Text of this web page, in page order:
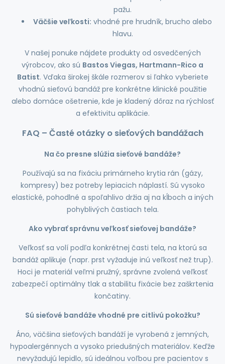
pažu.
Väčšie veľkosti: vhodné pre hrudník, brucho alebo
hlavu.
V našej ponuke nájdete produkty od osvedčených
výrobcov, ako sú Bastos Viegas, Hartmann-Rico a
Batist. Vďaka širokej škále rozmerov si ľahko vyberiete
vhodnú sieťovú bandáž pre konkrétne klinické použitie
alebo domáce ošetrenie, kde je kladený dôraz na rýchlosť
a efektivitu aplikácie.
FAQ – Časté otázky o sieťových bandážach
Na čo presne slúžia sieťové bandáže?
Používajú sa na fixáciu primárneho krytia rán (gázy,
kompresy) bez potreby lepiacich náplastí. Sú vysoko
elastické, pohodlné a spoľahlivo držia aj na kĺboch a iných
pohyblivých častiach tela.
Ako vybrať správnu veľkosť sieťovej bandáže?
Veľkosť sa volí podľa konkrétnej časti tela, na ktorú sa
bandáž aplikuje (napr. prst vyžaduje inú veľkosť než trup).
Hoci je materiál veľmi pružný, správne zvolená veľkosť
zabezpečí optimálny tlak a stabilitu fixácie bez zaškrtenia
končatiny.
Sú sieťové bandáže vhodné pre citlivú pokožku?
Áno, väčšina sieťových bandáží je vyrobená z jemných,
hypoalergénnych a vysoko priedušných materiálov. Keďže
nevyžadujú lepidlo, sú ideálnou voľbou pre pacientov s